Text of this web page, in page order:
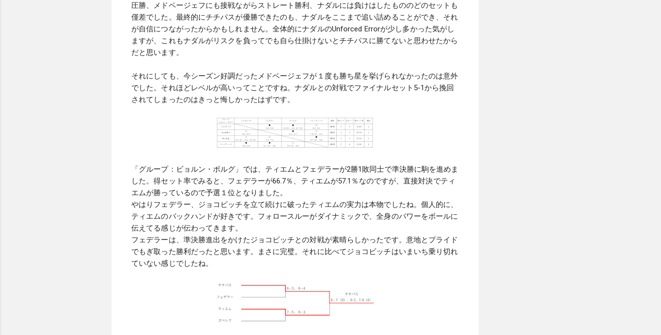
圧勝、メドベージェフにも接戦ながらストレート勝利、ナダルには負けはしたもののどのセットも
僅差でした。最終的にチチパスが優勝できたのも、ナダルをここまで追い詰めることができ、それ
が自信につながったからかもしれません。全体的にナダルのUnforced Errorが少し多かった気がし
ますが、これもナダルがリスクを負ってでも自ら仕掛けないとチチパスに勝てないと思わせたから
だと思います。
それにしても、今シーズン好調だったメドベージェフが１度も勝ち星を挙げられなかったのは意外
でした。それほどレベルが高いってことですね。ナダルとの対戦でファイナルセット5-1から挽回
されてしまったのはきっと悔しかったはずです。
「グループ：ビョルン・ボルグ」では、ティエムとフェデラーが2勝1敗同士で準決勝に駒を進めま
した。得セット率でみると、フェデラーが66.7％、ティエムが57.1％なのですが、直接対決でティ
エムが勝っているので予選１位となりました。
やはりフェデラー、ジョコビッチを立て続けに破ったティエムの実力は本物でしたね。個人的に、
ティエムのバックハンドが好きです。フォロースルーがダイナミックで、全身のパワーをボールに
伝えてる感じが伝わってきます。
フェデラーは、準決勝進出をかけたジョコビッチとの対戦が素晴らしかったです。意地とプライド
でもぎ取った勝利だったと思います。まさに完璧。それに比べてジョコビッチはいまいち乗り切れ
ていない感じでしたね。